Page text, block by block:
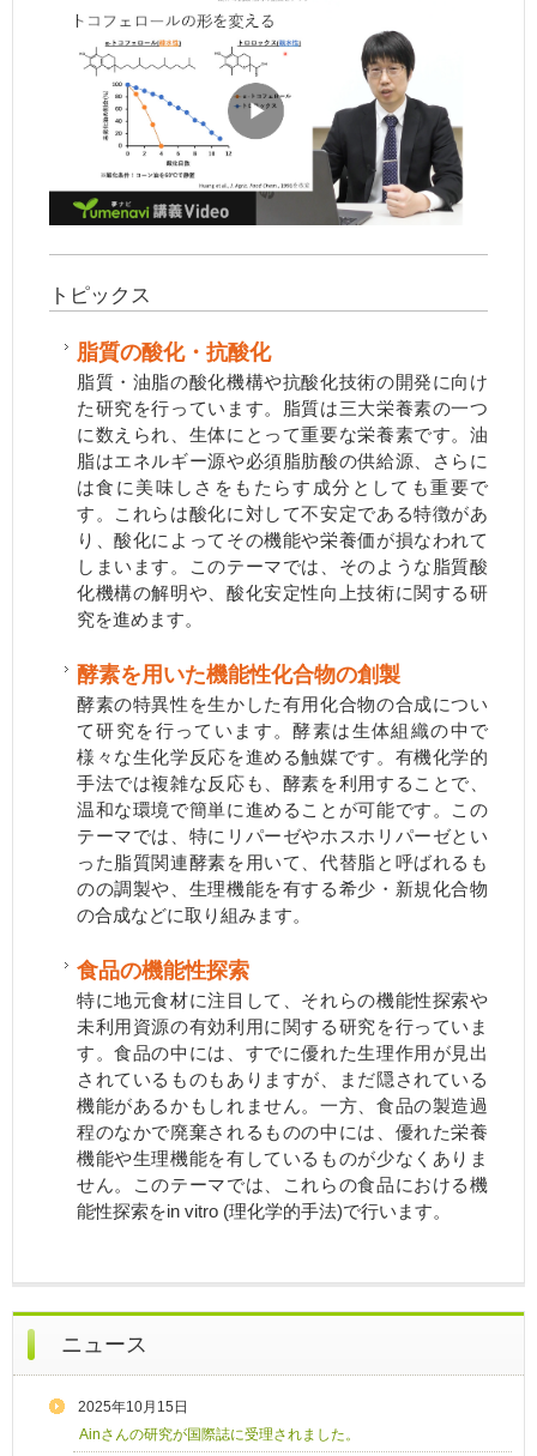
トピックス
脂質の酸化・抗酸化
脂質・油脂の酸化機構や抗酸化技術の開発に向け
た研究を行っています。脂質は三大栄養素の一つ
に数えられ、生体にとって重要な栄養素です。油
脂はエネルギー源や必須脂肪酸の供給源、さらに
は食に美味しさをもたらす成分としても重要で
す。これらは酸化に対して不安定である特徴があ
り、酸化によってその機能や栄養価が損なわれて
しまいます。このテーマでは、そのような脂質酸
化機構の解明や、酸化安定性向上技術に関する研
究を進めます。
酵素を用いた機能性化合物の創製
酵素の特異性を生かした有用化合物の合成につい
て研究を行っています。酵素は生体組織の中で
様々な生化学反応を進める触媒です。有機化学的
手法では複雑な反応も、酵素を利用することで、
温和な環境で簡単に進めることが可能です。この
テーマでは、特にリパーゼやホスホリパーゼとい
った脂質関連酵素を用いて、代替脂と呼ばれるも
のの調製や、生理機能を有する希少・新規化合物
の合成などに取り組みます。
食品の機能性探索
特に地元食材に注目して、それらの機能性探索や
未利用資源の有効利用に関する研究を行っていま
す。食品の中には、すでに優れた生理作用が見出
されているものもありますが、まだ隠されている
機能があるかもしれません。一方、食品の製造過
程のなかで廃棄されるものの中には、優れた栄養
機能や生理機能を有しているものが少なくありま
せん。このテーマでは、これらの食品における機
能性探索をin vitro (理化学的手法)で行います。
ニュース
2025年10月15日
Ainさんの研究が国際誌に受理されました。